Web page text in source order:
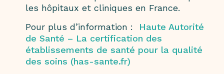
les hôpitaux et cliniques en France.
Pour plus d’information :
Haute Autorité
de Santé – La certification des
établissements de santé pour la qualité
des soins (has-sante.fr)